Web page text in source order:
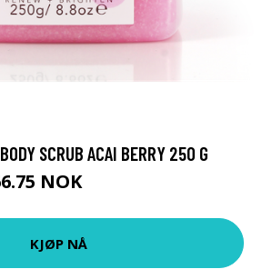
SCRUB ACAI BERRY 250 G
NOK
KJØP NÅ